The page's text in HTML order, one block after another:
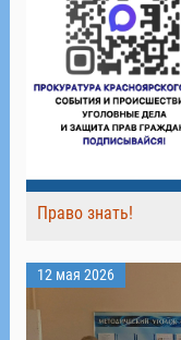
Право знать!
12 мая 2026